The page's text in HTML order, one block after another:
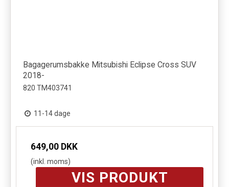
Bagagerumsbakke Mitsubishi Eclipse Cross SUV
2018-
820 TM403741
11-14 dage
649,00 DKK
(inkl. moms)
VIS PRODUKT